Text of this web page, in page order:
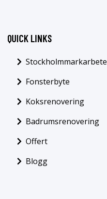
QUICK LINKS
Stockholmmarkarbete
Fonsterbyte
Koksrenovering
Badrumsrenovering
Offert
Blogg